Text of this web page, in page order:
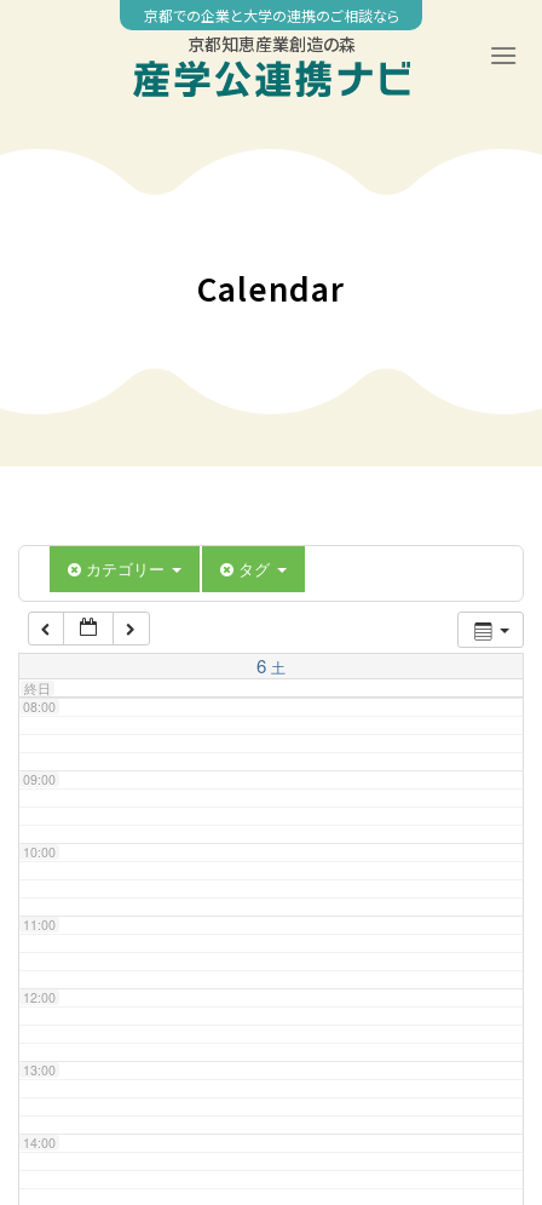
京都での企業と大学の連携のご相談なら
京都知恵産業創造の森
Calendar
カテゴリー タグ
6 土
終日
04:00
07:00
08:00
09:00
10:00
11:00
12:00
13:00
14:00